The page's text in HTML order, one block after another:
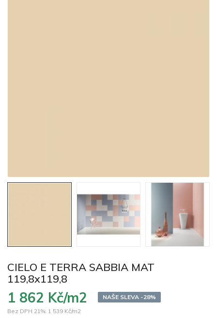
CIELO E TERRA SABBIA MAT
119,8x119,8
1 862 Kč/m2
NAŠE SLEVA -28%
Bez DPH 21%: 1 539 Kč/m2